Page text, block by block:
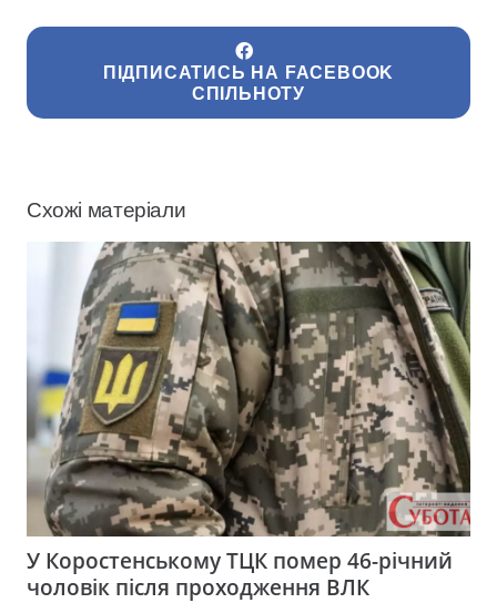
ПІДПИСАТИСЬ НА FACEBOOK
СПІЛЬНОТУ
Схожі матеріали
У Коростенському ТЦК помер 46-річний
чоловік після проходження ВЛК